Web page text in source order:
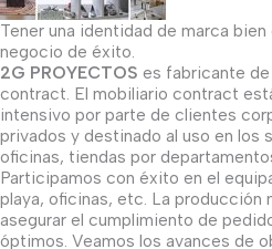
Tener una identidad de marca
negocio de éxito.
2G PROYECTOS es fabricante de
contract. El mobiliario contract
intensivo por parte de clientes
privados y destinado al uso en los
oficinas, tiendas por
Participamos con éxito en el
playa, oficinas, etc. La producción
asegurar el cumplimiento de
óptimos. Veamos los avances de